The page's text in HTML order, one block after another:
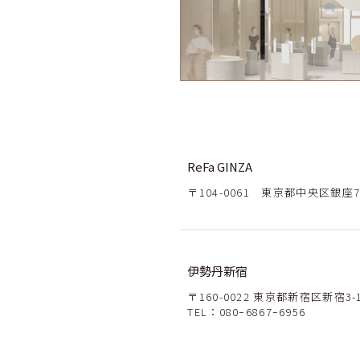
ReFa GINZA
〒104-0061 東京都中央区銀座
伊勢丹新宿
〒160-0022 東京都新宿区新宿
TEL： 080ｰ6867ｰ6956